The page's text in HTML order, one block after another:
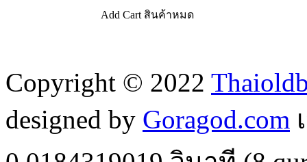
Add Cart สินค้าหมด
Copyright © 2022
designed by Goragod.com